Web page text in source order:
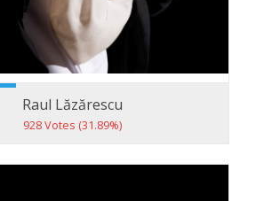
Raul Lăzărescu
928 Votes (31.89%)